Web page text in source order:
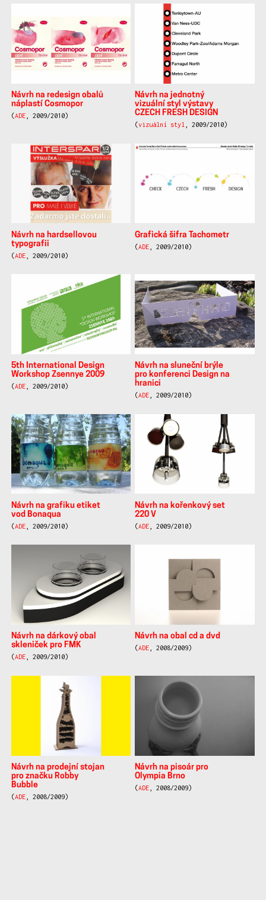
další
práce
Návrh na redesign obalů
náplastí Cosmopor
(ADE, 2009/2010)
Návrh na jednotný
vizuální styl výstavy
CZECH FRESH DESIGN
(vizuální styl , 2009/2010)
Návrh na hardsellovou
typografii
(ADE, 2009/2010)
Grafická šifra Tachometr
(ADE , 2009/2010)
5th International Design
Workshop Zsennye 2009
(ADE, 2009/2010)
Návrh na sluneční brýle
pro konferenci Design na
hranici
(ADE , 2009/2010)
Návrh na grafiku etiket
vod Bonaqua
(ADE, 2009/2010)
Návrh na kořenkový set
220 V
(ADE , 2009/2010)
Návrh na dárkový obal
skleniček pro FMK
(ADE, 2009/2010)
Návrh na obal cd a dvd
(ADE , 2008/2009)
Návrh na prodejní stojan
pro značku Robby
Bubble
(ADE, 2008/2009)
Návrh na pisoár pro
Olympia Brno
(ADE , 2008/2009)